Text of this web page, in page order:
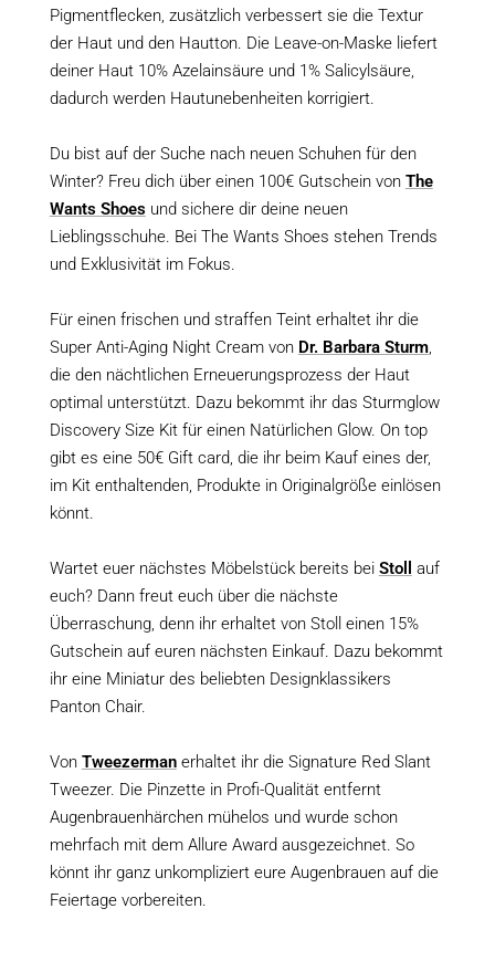
Pigmentflecken, zusätzlich verbessert sie die Textur
der Haut und den Hautton. Die Leave-on-Maske liefert
deiner Haut 10% Azelainsäure und 1% Salicylsäure,
dadurch werden Hautunebenheiten korrigiert.
Du bist auf der Suche nach neuen Schuhen für den
Winter? Freu dich über einen 100€ Gutschein von The
Wants Shoes und sichere dir deine neuen
Lieblingsschuhe. Bei The Wants Shoes stehen Trends
und Exklusivität im Fokus.
Für einen frischen und straffen Teint erhaltet ihr die
Super Anti-Aging Night Cream von Dr. Barbara Sturm,
die den nächtlichen Erneuerungsprozess der Haut
optimal unterstützt. Dazu bekommt ihr das Sturmglow
Discovery Size Kit für einen Natürlichen Glow. On top
gibt es eine 50€ Gift card, die ihr beim Kauf eines der,
im Kit enthaltenden, Produkte in Originalgröße einlösen
könnt.
Wartet euer nächstes Möbelstück bereits bei Stoll
auf
euch? Dann freut euch über die nächste
Überraschung, denn ihr erhaltet von Stoll einen 15%
Gutschein auf euren nächsten Einkauf. Dazu bekommt
ihr eine Miniatur des beliebten Designklassikers
Panton Chair.
Von Tweezermanerhaltet ihr die Signature Red Slant
Tweezer. Die Pinzette in Profi-Qualität entfernt
Augenbrauenhärchen mühelos und wurde schon
mehrfach mit dem Allure Award ausgezeichnet. So
könnt ihr ganz unkompliziert eure Augenbrauen auf die
Feiertage vorbereiten.